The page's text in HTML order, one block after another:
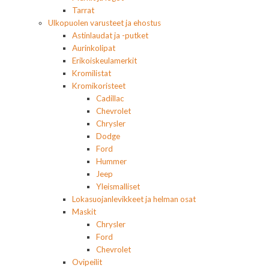
Tarrat
Ulkopuolen varusteet ja ehostus
Astinlaudat ja -putket
Aurinkolipat
Erikoiskeulamerkit
Kromilistat
Kromikoristeet
Cadillac
Chevrolet
Chrysler
Dodge
Ford
Hummer
Jeep
Yleismalliset
Lokasuojanlevikkeet ja helman osat
Maskit
Chrysler
Ford
Chevrolet
Ovipeilit